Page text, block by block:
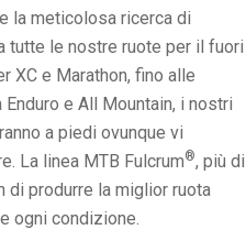
la meticolosa ricerca di
tutte le nostre ruote per il fuori
XC e Marathon, fino alle
e All Mountain, i nostri
a piedi ovunque vi
La linea MTB Fulcrum®, più di
di produrre la miglior ruota
ogni condizione.